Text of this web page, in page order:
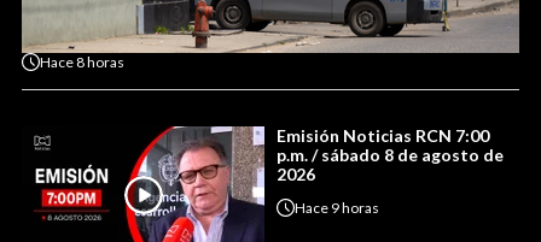
Hace8 horas
Emisión Noticias RCN 7:00
p.m. / sábado 8 de agosto de
2026
Hace 9 horas